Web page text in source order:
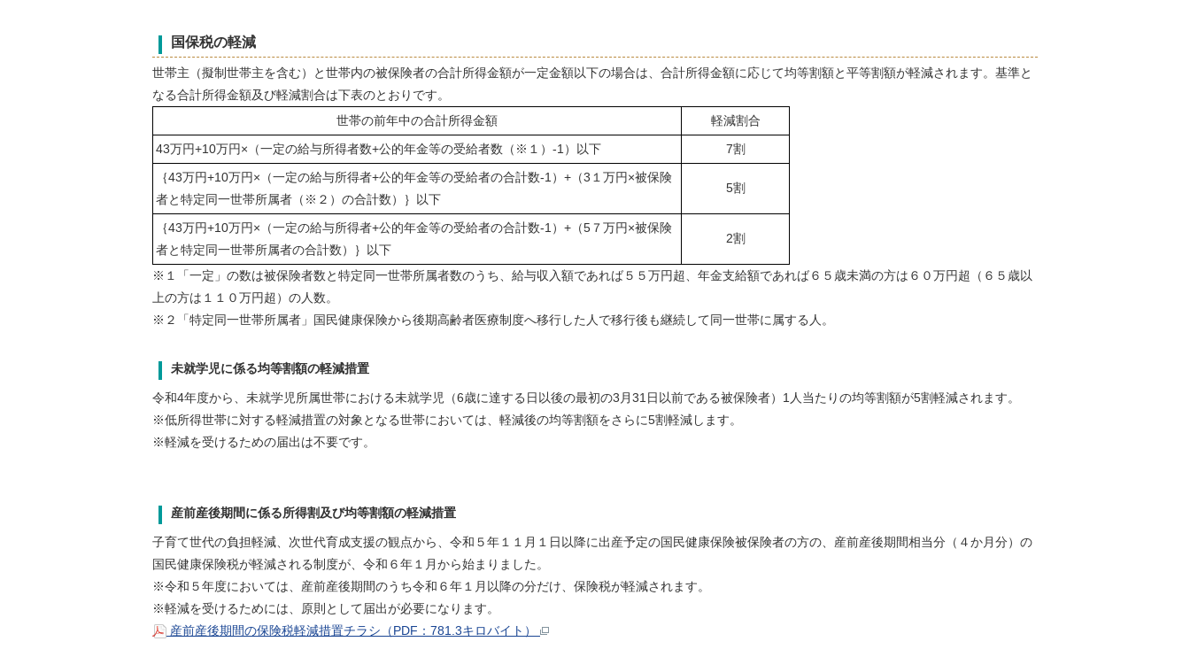
国保税の軽減
世帯主（擬制世帯主を含む）と世帯内の被保険者の合計所得金額が一定金額以下の場合は、合計所得金額に応じて均等割額と平等割額が軽減されます。基準と
なる合計所得金額及び軽減割合は下表のとおりです。
世帯の前年中の合計所得金額
軽減割合
43万円+10万円×（一定の給与所得者数+公的年金等の受給者数（※１）-1）以下
7割
｛43万円+10万円×（一定の給与所得者+公的年金等の受給者の合計数-1）+（3１万円×被保険
者と特定同一世帯所属者（※２）の合計数）｝以下
5割
｛43万円+10万円×（一定の給与所得者+公的年金等の受給者の合計数-1）+（5７万円×被保険
者と特定同一世帯所属者の合計数）｝以下
2割
※１「一定」の数は被保険者数と特定同一世帯所属者数のうち、給与収入額であれば５５万円超、年金支給額であれば６５歳未満の方は６０万円超（６５歳以
上の方は１１０万円超）の人数。
※２「特定同一世帯所属者」国民健康保険から後期高齢者医療制度へ移行した人で移行後も継続して同一世帯に属する人。
未就学児に係る均等割額の軽減措置
令和4年度から、未就学児所属世帯における未就学児（6歳に達する日以後の最初の3月31日以前である被保険者）1人当たりの均等割額が5割軽減されます。
※低所得世帯に対する軽減措置の対象となる世帯においては、軽減後の均等割額をさらに5割軽減します。
※軽減を受けるための届出は不要です。
産前産後期間に係る所得割及び均等割額の軽減措置
子育て世代の負担軽減、次世代育成支援の観点から、令和５年１１月１日以降に出産予定の国民健康保険被保険者の方の、産前産後期間相当分（４か月分）の
国民健康保険税が軽減される制度が、令和６年１月から始まりました。
※令和５年度においては、産前産後期間のうち令和６年１月以降の分だけ、保険税が軽減されます。
※軽減を受けるためには、原則として届出が必要になります。
産前産後期間の保険税軽減措置チラシ（PDF：781.3キロバイト）